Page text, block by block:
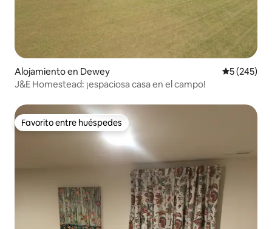
Alojamiento en Dewey
5 (245)
J&E Homestead: ¡espaciosa casa en el campo!
Favorito entre huéspedes
Favorito entre huéspedes